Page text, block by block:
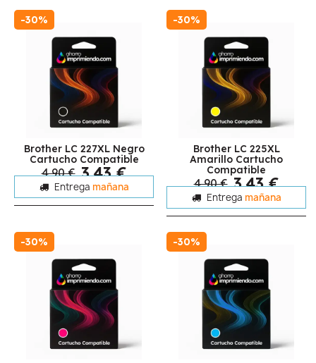
-30%
Brother LC 227XL Negro
Cartucho Compatible
4,90 € 3,43 €
Entrega mañana
-30%
Brother LC 225XL
Amarillo Cartucho
Compatible
4,90 € 3,43 €
Entrega mañana
-30% -30%